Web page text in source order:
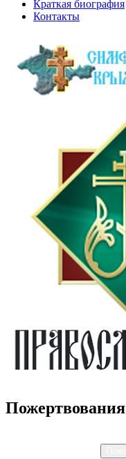
Краткая биография
Контакты
Пожертвования